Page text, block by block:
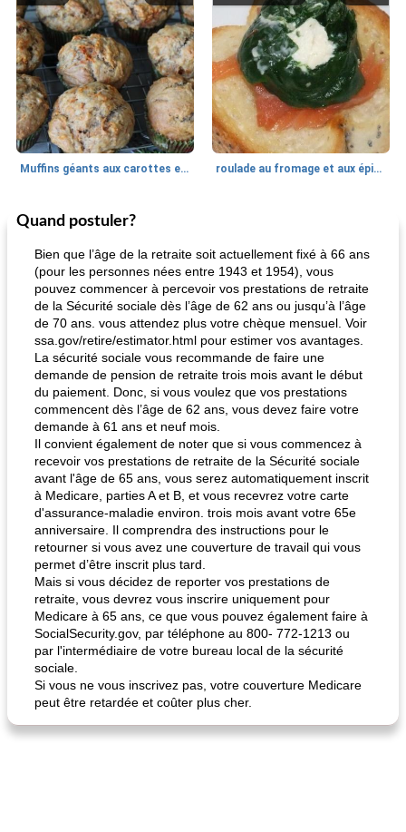
Muffins géants aux carottes et à la banane de Nif roulade au fromage et aux épinards
Marques de confiance: recettes et
astuces
fiesta tostadas le méga's jopp joes
Quand postuler?
Bien que l’âge de la retraite soit actuellement fixé à 66 ans
(pour les personnes nées entre 1943 et 1954), vous
pouvez commencer à percevoir vos prestations de retraite
de la Sécurité sociale dès l’âge de 62 ans ou jusqu’à l’âge
de 70 ans. vous attendez plus votre chèque mensuel. Voir
ssa.gov/retire/estimator.html pour estimer vos avantages.
La sécurité sociale vous recommande de faire une
demande de pension de retraite trois mois avant le début
du paiement. Donc, si vous voulez que vos prestations
commencent dès l’âge de 62 ans, vous devez faire votre
demande à 61 ans et neuf mois.
Il convient également de noter que si vous commencez à
recevoir vos prestations de retraite de la Sécurité sociale
avant l'âge de 65 ans, vous serez automatiquement inscrit
à Medicare, parties A et B, et vous recevrez votre carte
d'assurance-maladie environ. trois mois avant votre 65e
anniversaire. Il comprendra des instructions pour le
retourner si vous avez une couverture de travail qui vous
permet d’être inscrit plus tard.
Mais si vous décidez de reporter vos prestations de
retraite, vous devrez vous inscrire uniquement pour
Medicare à 65 ans, ce que vous pouvez également faire à
SocialSecurity.gov, par téléphone au 800- 772-1213 ou
par l'intermédiaire de votre bureau local de la sécurité
sociale.
Si vous ne vous inscrivez pas, votre couverture Medicare
peut être retardée et coûter plus cher.